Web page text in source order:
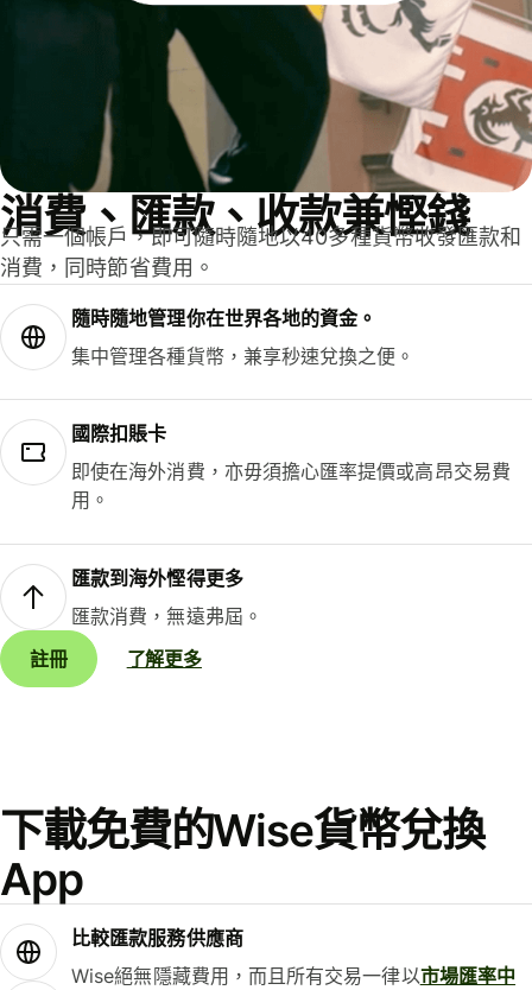
消費、匯款、收款兼慳錢
只需一個帳戶，即可隨時隨地以40多種貨幣收發匯款和
消費，同時節省費用。
隨時隨地管理你在世界各地的資金。
集中管理各種貨幣，兼享秒速兌換之便。
國際扣賬卡
即使在海外消費，亦毋須擔心匯率提價或高昂交易費
用。
匯款到海外慳得更多
匯款消費，無遠弗屆。
註冊
了解更多
下載免費的Wise貨幣兌換
App
比較匯款服務供應商
Wise絕無隱藏費用，而且所有交易一律以市場匯率中